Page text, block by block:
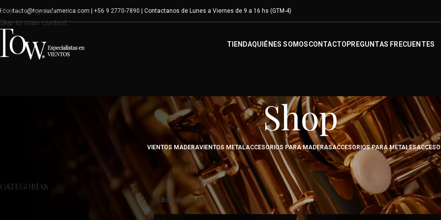
Skip to navigation
Skip to main content
contacto@towsudamerica.com +56 9 2770-7890 | Contactanos de Lunes a Viernes de 9 a 16 hs (GTM-4)
TIENDAQUIÉNES SOMOSCONTACTOPREGUNTAS FRECUENTES
Shop
VIENTOS MADERAVIENTOS METALACCESORIOS PARA MADERASACCESORIOS PARA METALES
CATEGORÍAS
Inicio/
Borrar filtros Besson